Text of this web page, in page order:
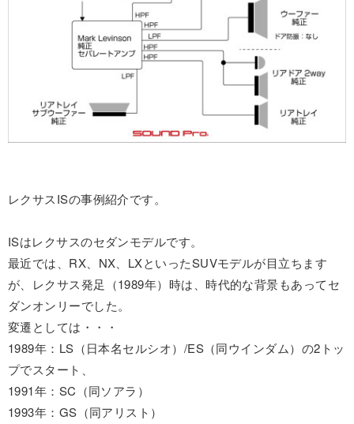
レクサスISの事例紹介です。
ISはレクサスのセダンモデルです。
最近では、RX、NX、LXといったSUVモデルが目立ちます
が、レクサス発足（1989年）時は、時代的な背景もあってセ
ダンオンリーでした。
変遷としては・・・
1989年：LS（日本名セルシオ）/ES（同ウインダム）の2トッ
プでスタート、
1991年：SC（同ソアラ）
1993年：GS（同アリスト）